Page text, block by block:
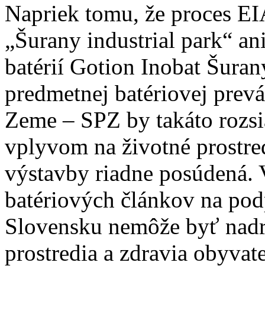
Napriek tomu, že proces
„Šurany industrial park“
batérií Gotion Inobat
predmetnej batériovej
Zeme – SPZ by takáto
vplyvom na životné
výstavby riadne posúdená.
batériových článkov na
Slovensku nemôže byť
prostredia a zdravia